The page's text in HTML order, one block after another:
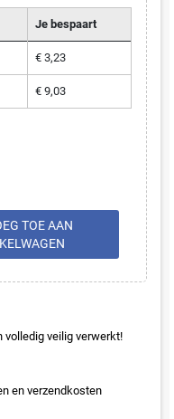
Je bespaart
€ 3,23
€ 9,03
TOE AAN
volledig veilig verwerkt!
en verzendkosten